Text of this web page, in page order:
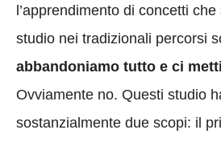
l’apprendimento di concetti
studio nei tradizionali percorsi
abbandoniamo tutto e ci
Ovviamente no. Questi studio
sostanzialmente due scopi: il